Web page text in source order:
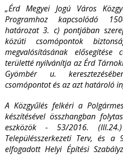
„Érd Megyei Jogú Város
Programhoz kapcsolódó
határozat 3. c) pontjában
közúti csomópontok
megvalósításának elősegítése
területté nyilvánítja az Érd
Gyömbér u.
csomópontot és az azt határoló
A Közgyűlés felkéri a
készítésével összhangban
eszközök - 53/2016.
Településszerkezeti Terv, és a
elfogadott Helyi Építési